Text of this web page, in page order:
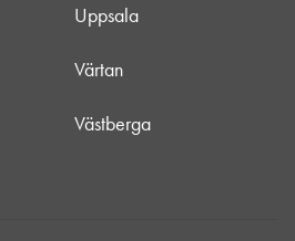
Uppsala
Värtan
Västberga